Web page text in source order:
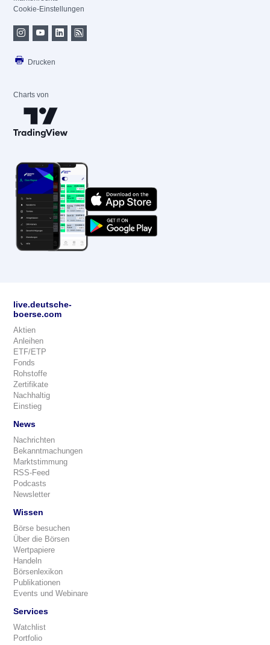
Cookie-Einstellungen
Drucken
Charts von
live.deutsche-
boerse.com
Aktien
Anleihen
ETF/ETP
Fonds
Rohstoffe
Zertifikate
Nachhaltig
Einstieg
News
Nachrichten
Bekanntmachungen
Marktstimmung
RSS-Feed
Podcasts
Newsletter
Wissen
Börse besuchen
Über die Börsen
Wertpapiere
Handeln
Börsenlexikon
Publikationen
Events und Webinare
Services
Watchlist
Portfolio